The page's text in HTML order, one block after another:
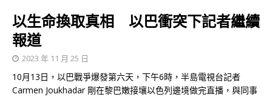
以生命換取真相 以巴衝突下記者繼續
報道
2023 年 11 月 25 日
10月13日，以巴戰爭爆發第六天，下午6時，半島電視台記者
Carmen Joukhadar 剛在黎巴嫩接壤以色列邊境做完直播，與同事